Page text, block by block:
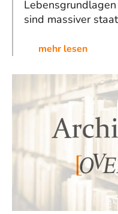
sind massiver
mehr lesen